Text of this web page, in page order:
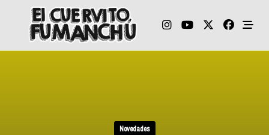
content
Novedades